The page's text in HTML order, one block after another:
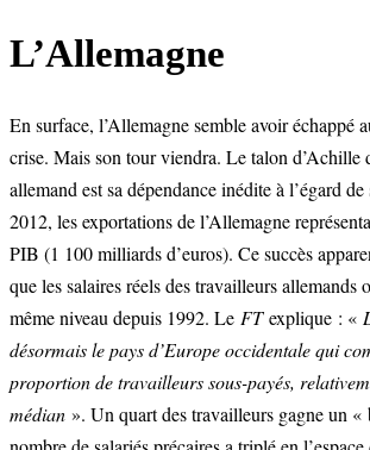
L’Allemagne
En surface, l’Allemagne semble avoir échappé
crise. Mais son tour viendra. Le talon d’Achille
allemand est sa dépendance inédite à l’égard
2012, les exportations de l’Allemagne
PIB (1 100 milliards d’euros). Ce succès
que les salaires réels des travailleurs allemands
même niveau depuis 1992. Le FTexplique : «
désormais le pays d’Europe occidentale qui
proportion de travailleurs sous-payés,
médian ». Un quart des travailleurs gagne un «